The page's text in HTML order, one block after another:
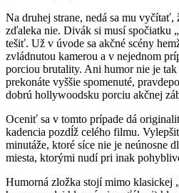
Na druhej strane, nedá sa mu vyčítať,
zďaleka nie. Divák si musí spočiatku
tešiť. Už v úvode sa akčné scény
zvládnutou kamerou a v nejednom
porciou brutality. Ani humor nie je
prekonáte vyššie spomenuté,
dobrú hollywoodsku porciu akčnej
Oceniť sa v tomto prípade dá
kadencia pozdĺž celého filmu.
minutáže, ktoré síce nie je neúnosne
miesta, ktorými nudí pri inak
Humorná zložka stojí mimo klasickej